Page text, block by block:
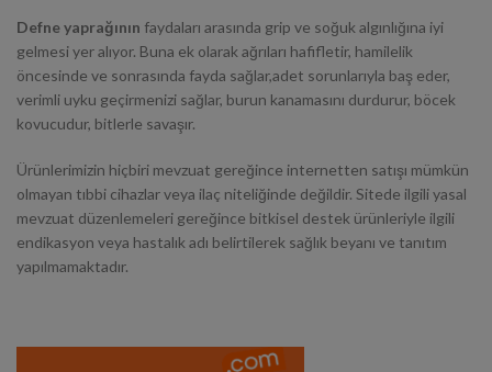
Defne yaprağının faydaları arasında grip ve soğuk algınlığına iyi
gelmesi yer alıyor. Buna ek olarak ağrıları hafifletir, hamilelik
öncesinde ve sonrasında fayda sağlar,adet sorunlarıyla baş eder,
verimli uyku geçirmenizi sağlar, burun kanamasını durdurur, böcek
kovucudur, bitlerle savaşır.
Ürünlerimizin hiçbiri mevzuat gereğince internetten satışı mümkün
olmayan tıbbi cihazlar veya ilaç niteliğinde değildir. Sitede ilgili yasal
mevzuat düzenlemeleri gereğince bitkisel destek ürünleriyle ilgili
endikasyon veya hastalık adı belirtilerek sağlık beyanı ve tanıtım
yapılmamaktadır.